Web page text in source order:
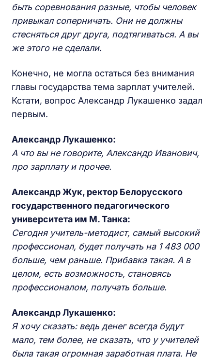
быть соревнования разные, чтобы человек
привыкал соперничать. Они не должны
стесняться друг друга, подтягиваться. А вы
же этого не сделали.
Конечно, не могла остаться без внимания
главы государства тема зарплат учителей.
Кстати, вопрос Александр Лукашенко задал
первым.
Александр Лукашенко:
А что вы не говорите, Александр Иванович,
про зарплату и прочее.
Александр Жук, ректор Белорусского
государственного педагогического
университета им М. Танка:
Сегодня учитель-методист, самый высокий
профессионал, будет получать на 1 483 000
больше, чем раньше. Прибавка такая. А в
целом, есть возможность, становясь
профессионалом, получать больше.
Александр Лукашенко:
Я хочу сказать: ведь денег всегда будут
мало, тем более, не сказать, что у учителей
была такая огромная заработная плата. Не